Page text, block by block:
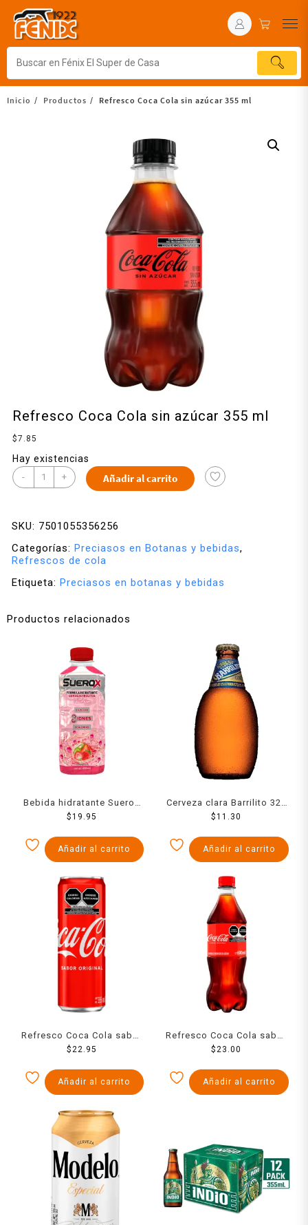
Inicio Productos Refresco Coca Cola sin azúcar 355 ml
Refresco Coca Cola sin azúcar 355 ml
$7.85
Hay existencias
- + Añadir al carrito
SKU: 7501055356256
Categorías: Preciasos en Botanas y bebidas,
Refrescos de cola
Etiqueta: Preciasos en botanas y bebidas
Productos relacionados
Bebida hidratante Suerox
fresa-kiwi 0 azúcar 630 ml
$19.95
Añadir al carrito
Cerveza clara Barrilito 325
ml
$11.30
Añadir al carrito
Refresco Coca Cola sabor
original lata 355 ml
$ 22.95
Añadir al carrito
Refresco Coca Cola sabor
original 600 ml
$ 23.00
Añadir al carrito